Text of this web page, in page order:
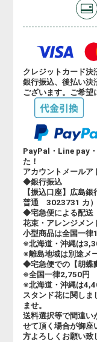
クレジットカード決
銀行振込、後払い決
ございます。ご希望
PayPal・Line pay
た！
アカウントメール
◆銀行振込
【振込口座】広島
普通 3023731 カ）
◆宅急便による配送
花束・アレンジメン
小型商品は全国一律
※北海道・沖縄は
※離島地域は別途メ
◆宅急便での【胡蝶
※全国一律2,750円
※北海道・沖縄は
スタンド花に関しま
ませ。
送料選択等で間違い
せて頂く場合が御座
方よろしくお願い致